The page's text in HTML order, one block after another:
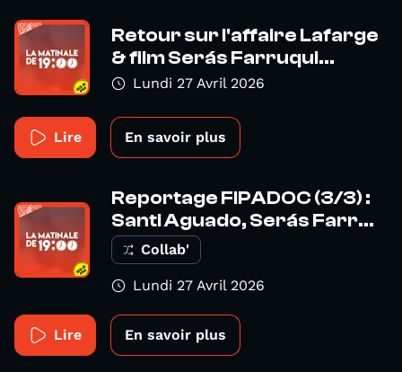
Retour sur l'affaire Lafarge
& film Serás Farruqui...
Lundi 27 Avril 2026
Lire En savoir plus
Reportage FIPADOC (3/3) :
Santi Aguado, Serás Farr...
Collab'
Lundi 27 Avril 2026
Lire En savoir plus